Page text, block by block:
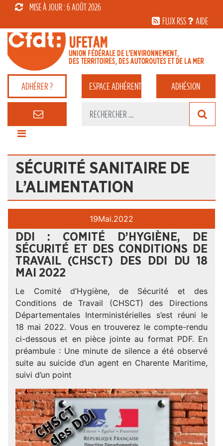
MISE À JOUR : 6 AOÛT 2026
FLUX RSS
AIDE
ADHÉRER ? ESPACEADHÉRENT ADHÉSION
SÉCURITÉ SANITAIRE DE
L’ALIMENTATION
19Mai.2022
DDI : COMITÉ D’HYGIÈNE, DE
SÉCURITÉ ET DES CONDITIONS DE
TRAVAIL (CHSCT) DES DDI DU 18
MAI 2022
Le Comité d’Hygiène, de Sécurité et des
Conditions de Travail (CHSCT) des Directions
Départementales Interministérielles s’est réuni le
18 mai 2022. Vous en trouverez le compte-rendu
ci-dessous et en pièce jointe au format PDF. En
préambule : Une minute de silence a été observé
suite au suicide d’un agent en Charente Maritime,
suivi d’un point